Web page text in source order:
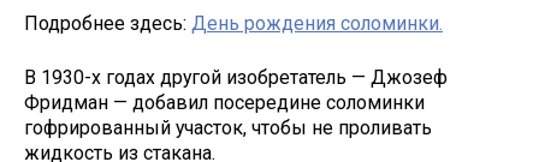
Подробнее здесь: День рождения соломинки.
В 1930-х годах другой изобретатель — Джозеф
Фридман — добавил посередине соломинки
гофрированный участок, чтобы не проливать
жидкость из стакана.